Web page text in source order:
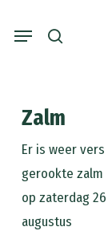
Menu
Zalm
Er is weer vers
gerookte zalm
op zaterdag 26
augustus